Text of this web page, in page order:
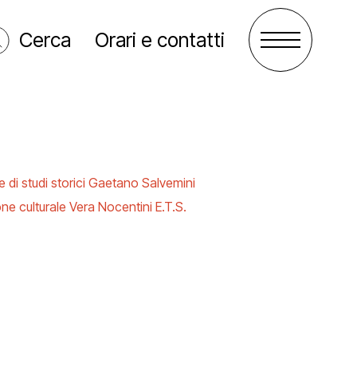
Cerca Orari e contatti
di studi storici Gaetano Salvemini
culturale Vera Nocentini E.T.S.